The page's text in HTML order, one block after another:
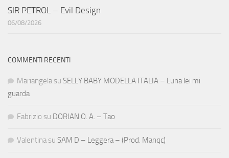
SIR PETROL – Evil Design
06/08/2026
COMMENTI RECENTI
Mariangela su SELLY BABY MODELLA ITALIA – Luna lei mi
guarda
Fabrizio su DORIAN O. A. – Tao
Valentina su SAM D – Leggera – (Prod. Manqc)